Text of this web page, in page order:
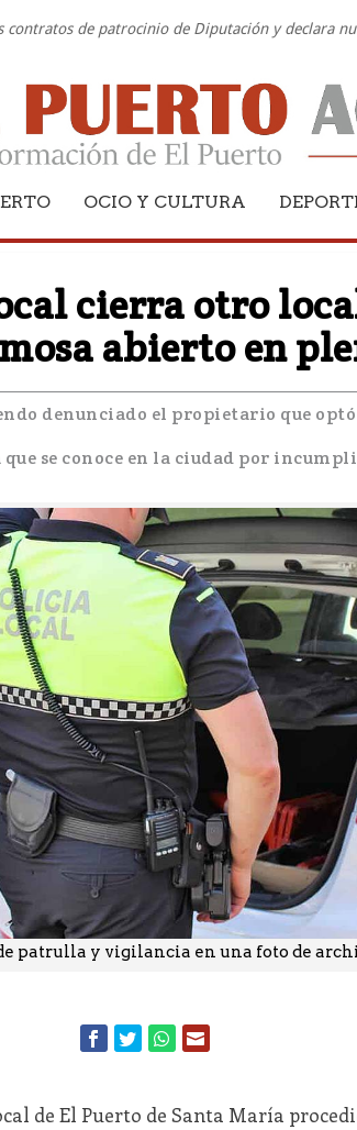
contratos de patrocinio de Diputación y declara
OCIO Y CULTURA
cierra otro
abierto en
denunciado el propietario que
que se conoce en la ciudad por
patrulla y vigilancia en una foto de
de El Puerto de Santa María